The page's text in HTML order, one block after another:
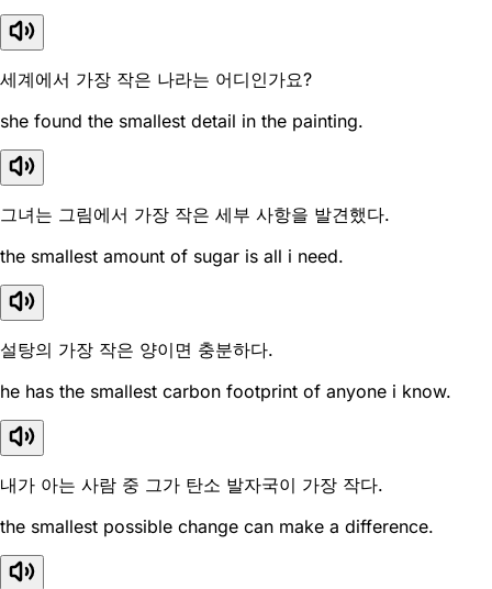
세계에서 가장 작은 나라는 어디인가요?
she found the smallest detail in the painting.
그녀는 그림에서 가장 작은 세부 사항을 발견했다.
the smallest amount of sugar is all i need.
설탕의 가장 작은 양이면 충분하다.
he has the smallest carbon footprint of anyone i know.
내가 아는 사람 중 그가 탄소 발자국이 가장 작다.
the smallest possible change can make a difference.